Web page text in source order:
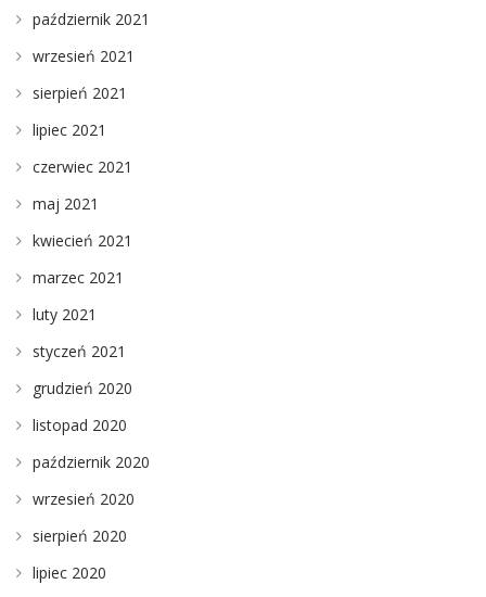
październik 2021
wrzesień 2021
sierpień 2021
lipiec 2021
czerwiec 2021
maj 2021
kwiecień 2021
marzec 2021
luty 2021
styczeń 2021
grudzień 2020
listopad 2020
październik 2020
wrzesień 2020
sierpień 2020
lipiec 2020